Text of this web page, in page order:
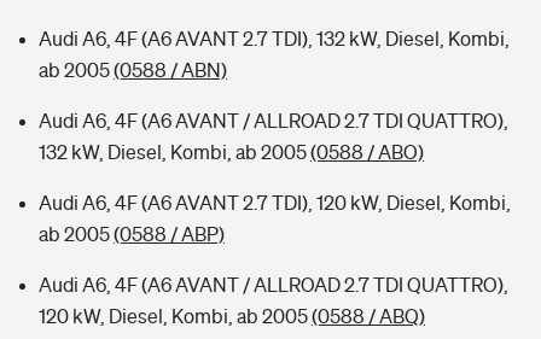
Audi A6, 4F (A6 AVANT 2.7 TDI), 132 kW, Diesel, Kombi,
ab 2005(0588 / ABN)
Audi A6, 4F (A6 AVANT / ALLROAD 2.7 TDI QUATTRO),
132 kW, Diesel, Kombi, ab 2005(0588 / ABO)
Audi A6, 4F (A6 AVANT 2.7 TDI), 120 kW, Diesel, Kombi,
ab 2005(0588 / ABP)
Audi A6, 4F (A6 AVANT / ALLROAD 2.7 TDI QUATTRO),
120 kW, Diesel, Kombi, ab 2005(0588 / ABQ)